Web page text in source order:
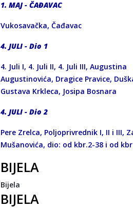
1. MAJ - ČAĐAVAC
Vukosavačka, Čađavac
4. JULI - Dio 1
4. Juli I, 4. Juli II, 4. Juli III, Augustina
Augustinovića, Dragice Pravice,
Gustava Krkleca, Josipa Bosnara
4. JULI - Dio 2
Pere Zrelca, Poljoprivrednik I, II i III,
Mušanovića, dio: od kbr.2-38 i od
BIJELA
Bijela
BIJELA